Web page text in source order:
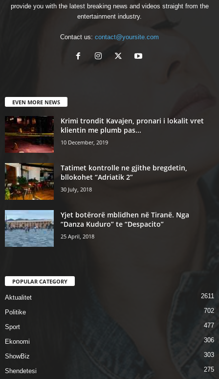
provide you with the latest breaking news and videos straight from the
entertainment industry.
Contact us: contact@yoursite.com
EVEN MORE NEWS
Krimi trondit Kavajen, pronari i lokalit vret
klientin me plumb pas...
10 December, 2019
Tatimet kontrolle ne gjithe bregdetin,
bllokohet “Adriatik 2”
30 July, 2018
Yjet botërorë mblidhen në Tiranë. Nga
“Danza Kuduro” te “Despacito”
25 April, 2018
POPULAR CATEGORY
Aktualitet 2611
Politike 702
Sport 477
Ekonomi 306
ShowBiz 303
Shendetesi 275